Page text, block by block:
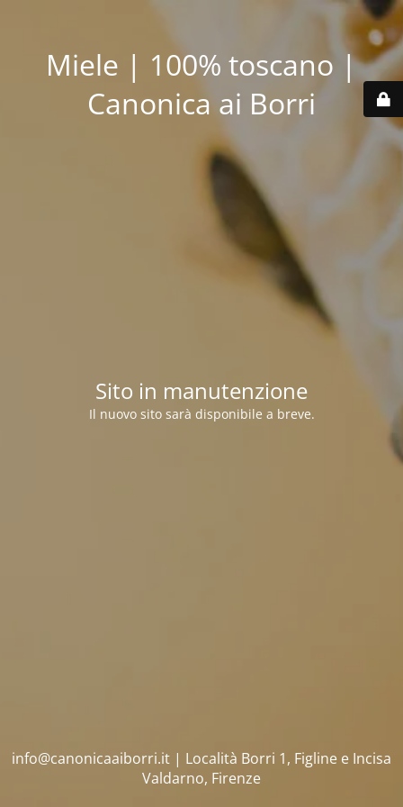
Miele | 100% toscano |
Canonica ai Borri
Sito in manutenzione
Il nuovo sito sarà disponibile a breve.
info@canonicaaiborri.it | Località Borri 1, Figline e Incisa
Valdarno, Firenze